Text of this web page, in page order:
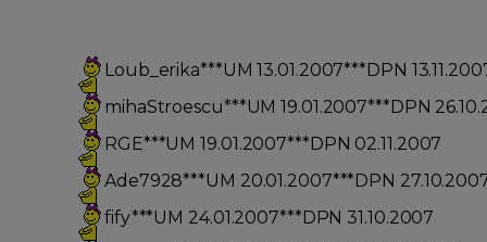
Loub_erika***UM 13.01.2007***DPN
mihaStroescu***UM 19.01.2007***DPN
RGE***UM 19.01.2007***DPN 02.11.2007
Ade7928***UM 20.01.2007***DPN
fify***UM 24.01.2007***DPN 31.10.2007